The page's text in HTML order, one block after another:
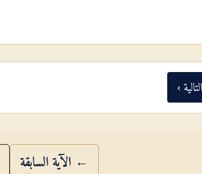
التالية ›
← الآية السابقة